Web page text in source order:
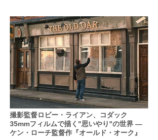
撮影監督ロビー・ライアン、コダック
35mmフィルムで描く"思いやり"の世界 ―
ケン・ローチ監督作『オールド・オーク』